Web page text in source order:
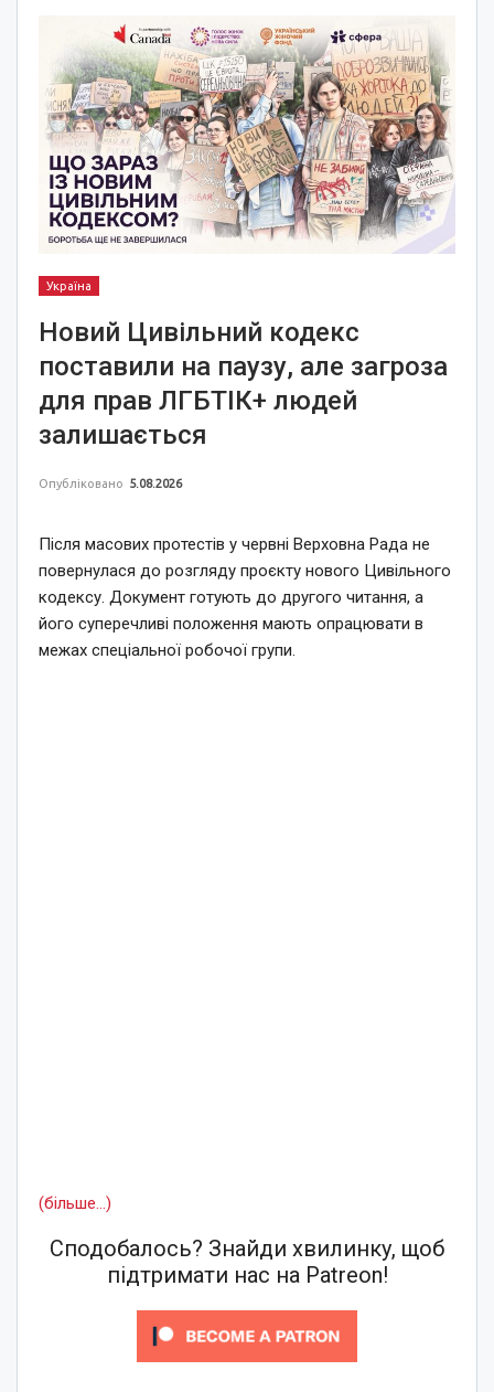
Україна
Новий Цивільний кодекс
поставили на паузу, але загроза
для прав ЛГБТІК+ людей
залишається
Опубліковано 5.08.2026
Після масових протестів у червні Верховна Рада не
повернулася до розгляду проєкту нового Цивільного
кодексу. Документ готують до другого читання, а
його суперечливі положення мають опрацювати в
межах спеціальної робочої групи.
(більше…)
Сподобалось? Знайди хвилинку, щоб
підтримати нас на Patreon!